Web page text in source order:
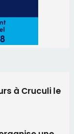
une
de San
et